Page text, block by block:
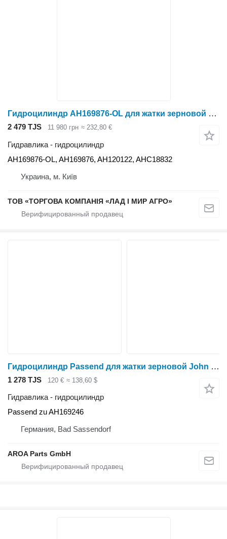
Гидроцилиндр AH169876-OL для жатки зерновой John Deere 918
2 479 TJS 11 980 грн ≈ 232,80 €
Гидравлика - гидроцилиндр
AH169876-OL, AH169876, AH120122, AHC18832
Украина, м. Київ
ТОВ «ТОРГОВА КОМПАНІЯ «ЛАД І МИР АГРО»
Гидроцилиндр Passend для жатки зерновой John Deere 615F, 615r, 618F, 618r, 620F, 620R, 622F, 622R, 625F, 625
1 278 TJS 120 € ≈ 138,60 $
Гидравлика - гидроцилиндр
Passend zu AH169246
Германия, Bad Sassendorf
AROA Parts GmbH